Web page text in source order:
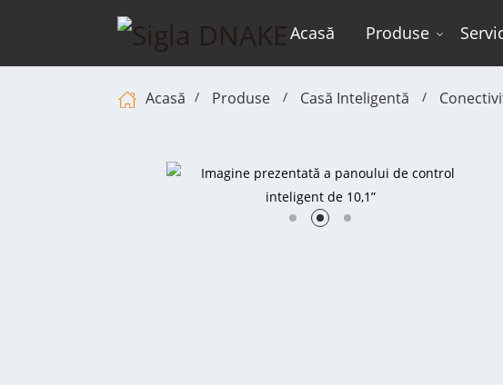
Acasă Produse
Acasă Produse Casă Inteligentă